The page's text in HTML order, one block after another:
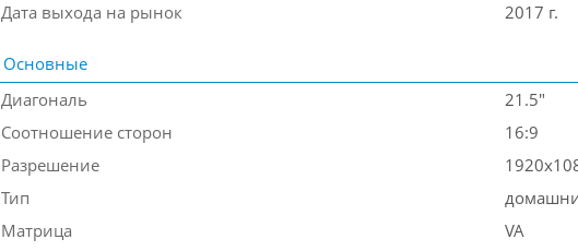
Дата выхода на рынок
2017 г.
Основные
Диагональ
21.5"
Соотношение сторон
16:9
Разрешение
Тип
Матрица
VA